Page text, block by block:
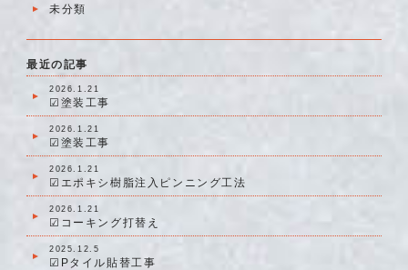
未分類
最近の記事
2026.1.21
☑塗装工事
2026.1.21
☑塗装工事
2026.1.21
☑エポキシ樹脂注入ピンニング工法
2026.1.21
☑コーキング打替え
2025.12.5
☑Pタイル貼替工事